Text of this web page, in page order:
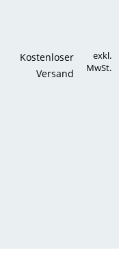
Kostenloser
Versand
exkl.
MwSt.